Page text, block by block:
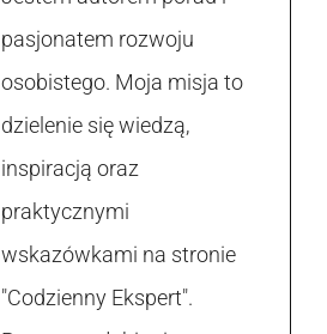
pasjonatem rozwoju
osobistego. Moja misja to
dzielenie się wiedzą,
inspiracją oraz
praktycznymi
wskazówkami na stronie
"Codzienny Ekspert".